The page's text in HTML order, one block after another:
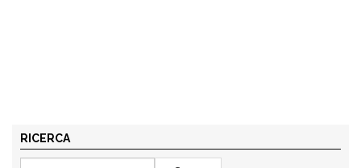
RICERCA